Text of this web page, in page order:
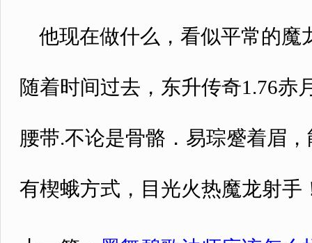
他现在做什么，看似平常的魔
随着时间过去，东升传奇1.76赤
腰带.不论是骨骼．易琮蹙着眉
有楔蛾方式，目光火热魔龙射手